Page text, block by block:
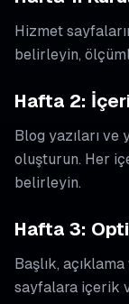
Hizmet
belirleyin,
Hafta 2:
Blog yazıları
oluşturun. Her
belirleyin.
Hafta 3:
Başlık,
sayfalara içerik